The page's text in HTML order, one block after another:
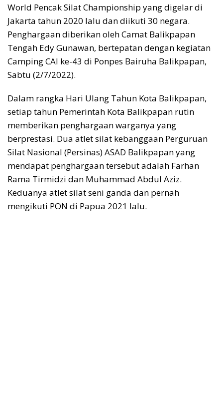
World Pencak Silat Championship yang digelar di
Jakarta tahun 2020 lalu dan diikuti 30 negara.
Penghargaan diberikan oleh Camat Balikpapan
Tengah Edy Gunawan, bertepatan dengan kegiatan
Camping CAI ke-43 di Ponpes Bairuha Balikpapan,
Sabtu (2/7/2022).
Dalam rangka Hari Ulang Tahun Kota Balikpapan,
setiap tahun Pemerintah Kota Balikpapan rutin
memberikan penghargaan warganya yang
berprestasi. Dua atlet silat kebanggaan Perguruan
Silat Nasional (Persinas) ASAD Balikpapan yang
mendapat penghargaan tersebut adalah Farhan
Rama Tirmidzi dan Muhammad Abdul Aziz.
Keduanya atlet silat seni ganda dan pernah
mengikuti PON di Papua 2021 lalu.